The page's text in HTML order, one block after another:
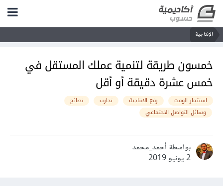
الإنتاجية
خمسون طريقة لتنمية عملك المستقل في
خمس عشرة دقيقة أو أقل
استثمار الوقت رفع الانتاجية تجارب
نصائح
وسائل التواصل الاجتماعي
بواسطة أحمد_محمد
2 يونيو 2019